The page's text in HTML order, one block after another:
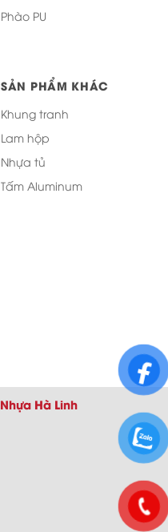
Phào PU
SẢN PHẨM KHÁC
Khung tranh
Lam hộp
Nhựa tủ
Tấm Aluminum
Nhựa Hà Linh